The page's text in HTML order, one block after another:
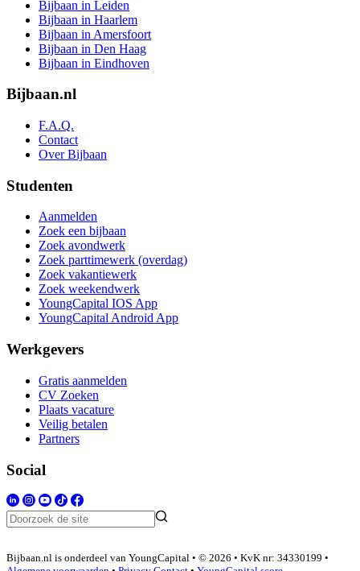
Bijbaan in Leiden
Bijbaan in Haarlem
Bijbaan in Amersfoort
Bijbaan in Den Haag
Bijbaan in Eindhoven
Bijbaan.nl
F.A.Q.
Contact
Over Bijbaan
Studenten
Aanmelden
Zoek een bijbaan
Zoek avondwerk
Zoek parttimewerk (overdag)
Zoek vakantiewerk
Zoek weekendwerk
YoungCapital IOS App
YoungCapital Android App
Werkgevers
Gratis aanmelden
CV Zoeken
Plaats vacature
Veilig betalen
Partners
Social
Bijbaan.nl is onderdeel van YoungCapital • © 2026 • KvK nr: 34330199 •